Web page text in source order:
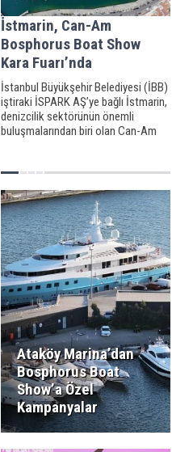
İstmarin, Can-Am
Bosphorus Boat Show
Kara Fuarı’nda
İstanbul Büyükşehir Belediyesi (İBB)
iştiraki İSPARK AŞ’ye bağlı İstmarin,
denizcilik sektörünün önemli
buluşmalarından biri olan Can-Am
Ataköy Marina’dan
Bosphorus Boat
Show’a Özel
Kampanyalar